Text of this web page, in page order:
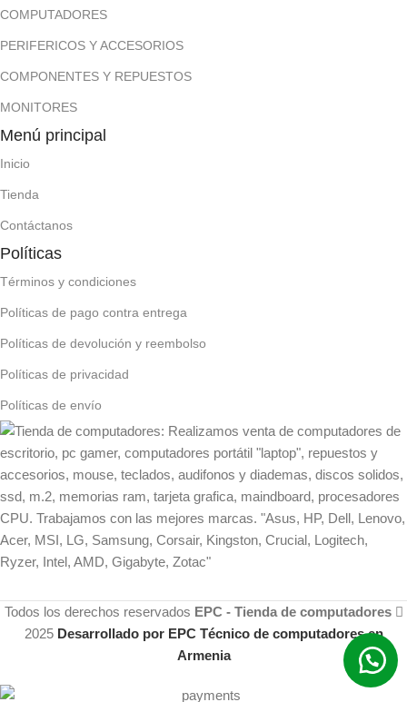
COMPUTADORES
PERIFERICOS Y ACCESORIOS
COMPONENTES Y REPUESTOS
MONITORES
Menú principal
Inicio
Tienda
Contáctanos
Políticas
Términos y condiciones
Políticas de pago contra entrega
Políticas de devolución y reembolso
Políticas de privacidad
Políticas de envío
Todos los derechos reservados EPC - Tienda de computadores
2025 Desarrollado por EPC Técnico de computadores en
Armenia